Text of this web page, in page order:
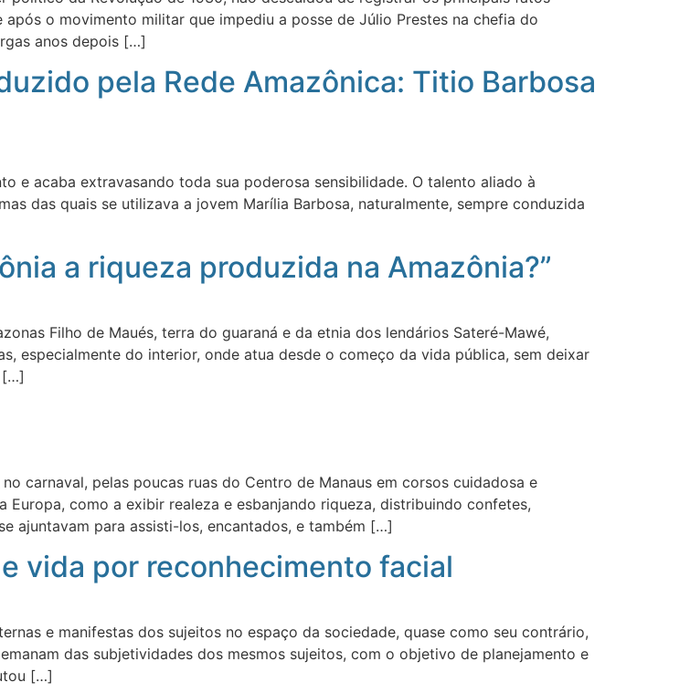
o movimento militar que impediu a posse de Júlio Prestes na chefia do
anos depois […]
pela Rede Amazônica: Titio Barbosa
e acaba extravasando toda sua poderosa sensibilidade. O talento aliado à
das quais se utilizava a jovem Marília Barbosa, naturalmente, sempre conduzida
a riqueza produzida na Amazônia?”
Filho de Maués, terra do guaraná e da etnia dos lendários Sateré-Mawé,
especialmente do interior, onde atua desde o começo da vida pública, sem deixar
[…]
carnaval, pelas poucas ruas do Centro de Manaus em corsos cuidadosa e
como a exibir realeza e esbanjando riqueza, distribuindo confetes,
ajuntavam para assisti-los, encantados, e também […]
vida por reconhecimento facial
e manifestas dos sujeitos no espaço da sociedade, quase como seu contrário,
das subjetividades dos mesmos sujeitos, com o objetivo de planejamento e
[…]